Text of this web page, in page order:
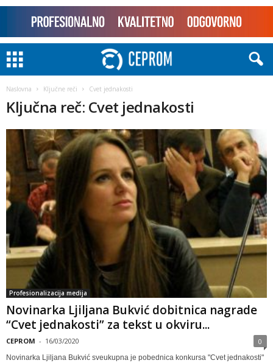
Naslovna Ključne reči Cvet jednakosti
Ključna reč: Cvet jednakosti
Profesionalizacija medija
Novinarka Ljiljana Bukvić dobitnica nagrade
“Cvet jednakosti” za tekst u okviru...
CEPROM - 16/03/2020 0
Novinarka Ljiljana Bukvić sveukupna je pobednica konkursa "Cvet jednakosti"